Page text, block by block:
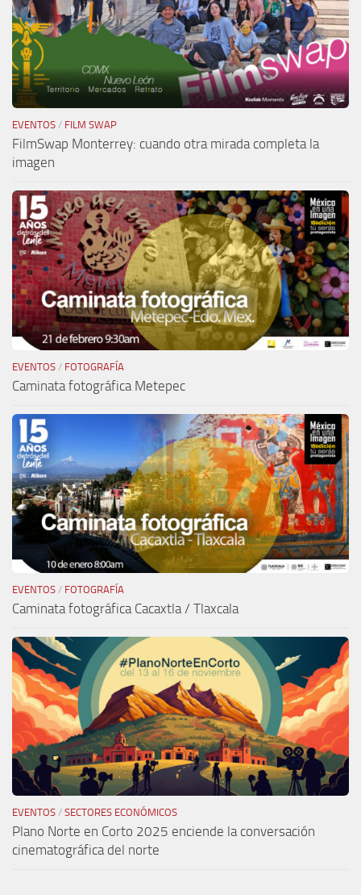
EVENTOS / FILM SWAP
FilmSwap Monterrey: cuando otra mirada completa la
imagen
EVENTOS / FOTOGRAFÍA
Caminata fotográfica Metepec
EVENTOS / FOTOGRAFÍA
Caminata fotográfica Cacaxtla / Tlaxcala
EVENTOS / SECTORES ECONÓMICOS
Plano Norte en Corto 2025 enciende la conversación
cinematográfica del norte